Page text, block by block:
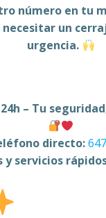
número en tu
necesitar un
urgencia.
– Tu
directo:
y servicios